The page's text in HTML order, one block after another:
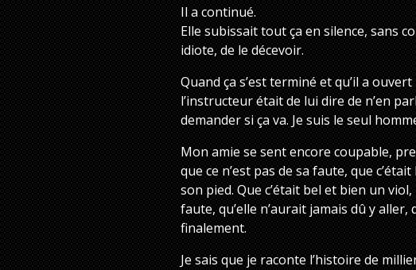
Il a continué.
Elle subissait tout ça en silence, sans
idiote, de le décevoir.
Quand ça s’est terminé et qu’il a
l’instructeur était de lui dire de n’en
demander si ça va. Je suis le seul
Mon amie se sent encore coupable,
que ce n’est pas de sa faute, que
son pied. Que c’était bel et bien un
faute, qu’elle n’aurait jamais dû y aller,
finalement.
Je sais que je raconte l’histoire de